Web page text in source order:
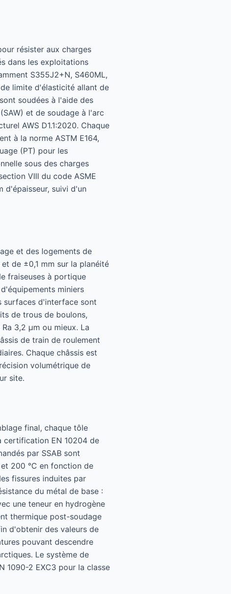
résister aux charges
dans les exploitations
S355J2+N, S460ML,
limite d'élasticité allant de
soudées à l'aide des
et de soudage à l'arc
AWS D1.1:2020. Chaque
à la norme ASTM E164,
(PT) pour les
sous des charges
VIII du code ASME
d'épaisseur, suivi d'un
et des logements de
de ±0,1 mm sur la planéité
fraiseuses à portique
miniers
surfaces d'interface sont
de trous de boulons,
3,2 μm ou mieux. La
de train de roulement
Chaque châssis est
volumétrique de
site.
final, chaque tôle
certification EN 10204 de
par SSAB sont
200 °C en fonction de
fissures induites par
du métal de base :
une teneur en hydrogène
thermique post-soudage
d'obtenir des valeurs de
pouvant descendre
Le système de
1090-2 EXC3 pour la classe